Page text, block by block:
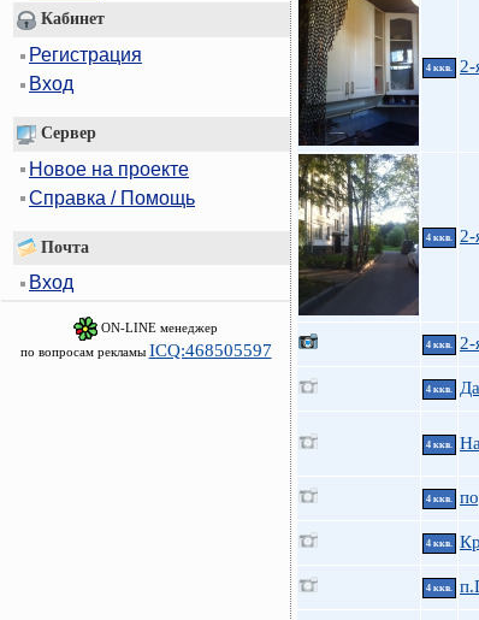
Кабинет
Регистрация
Вход
Сервер
Новое на проекте
Справка / Помощь
Почта
Вход
ON-LINE менеджер
по вопросам рекламы ICQ:468505597
4 ккв. 2-
4 ккв. 2-
4 ккв. 2-
4 ккв.
4 ккв.
4 ккв.
4 ккв.
4 ккв.